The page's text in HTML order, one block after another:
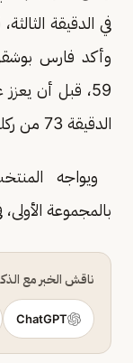
وأكد فارس
59، قبل أن
الدقيقة 73 من ركلة جزاء.
ويواجه
بالمجموعة الأولى، في 9 مايو
ناقش الخبر مع
ChatGPT